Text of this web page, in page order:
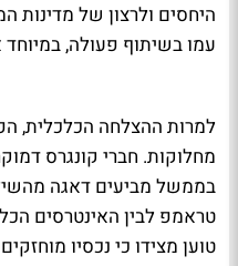
היחסים ולרצון של
עמו בשיתוף פעולה,
למרות ההצלחה הכלכלית,
מחלוקות. חברי קונגרס
בממשל מביעים דאגה
טראמפ לבין האינטרסים
טוען מצידו כי נכסיו